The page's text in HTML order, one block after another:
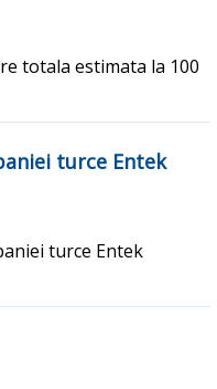
totala estimata la 100
turce Entek
turce Entek